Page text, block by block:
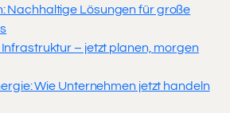
Nachhaltige Lösungen für große
– jetzt planen, morgen
Wie Unternehmen jetzt handeln